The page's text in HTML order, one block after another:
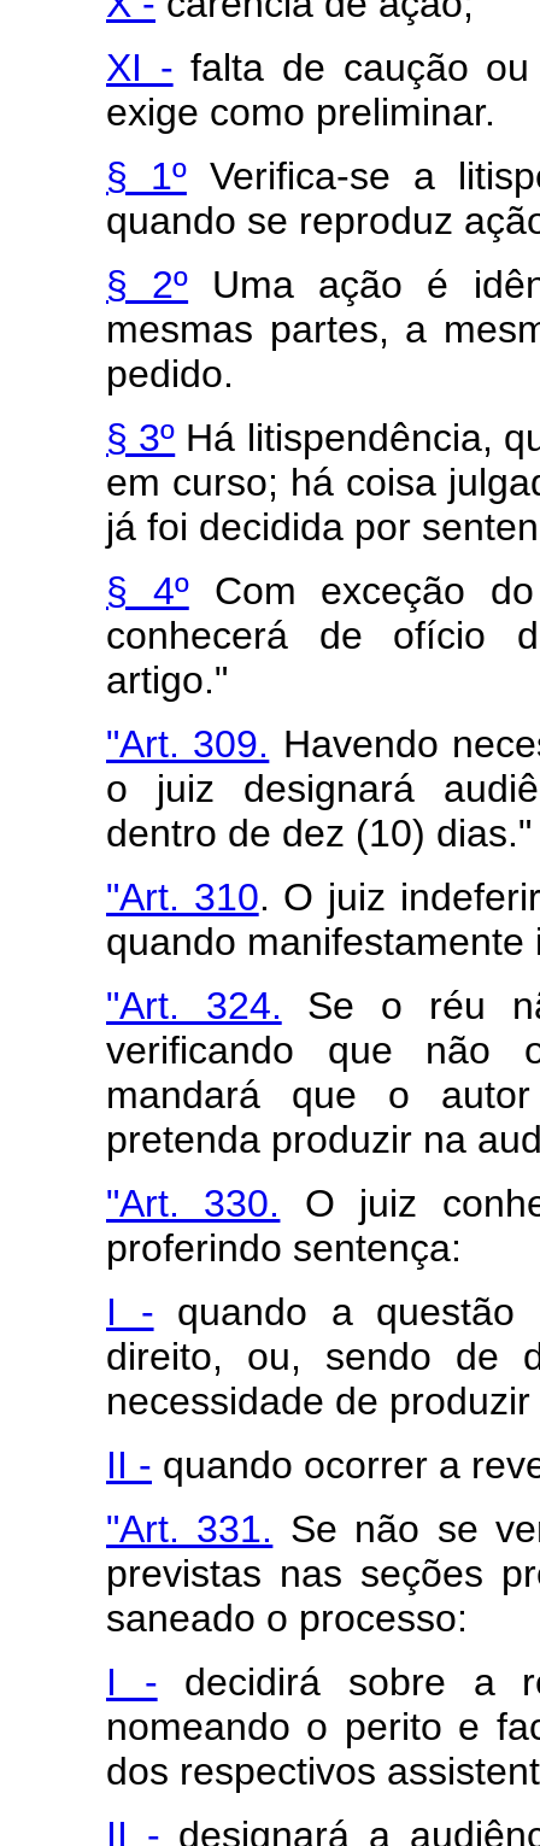
XI - falta de caução
exige como preliminar.
§ 1ºVerifica-se a
quando se reproduz
§ 2º Uma ação é
mesmas partes, a
pedido.
§ 3º Há litispendência,
em curso; há coisa
já foi decidida por
§ 4ºCom exceção do
conhecerá de ofício
artigo."
"Art. 309. Havendo
o juiz designará
dentro de dez (10) dias."
"Art. 310. O juiz
quando manifestamente
"Art. 324. Se o réu
verificando que não
mandará que o
pretenda produzir na
"Art. 330. O juiz
proferindo sentença:
I - quando a questão
direito, ou, sendo de
necessidade de
II - quando ocorrer a
"Art. 331. Se não se
previstas nas seções
saneado o processo:
I - decidirá sobre a
nomeando o perito e
dos respectivos
II - designará a